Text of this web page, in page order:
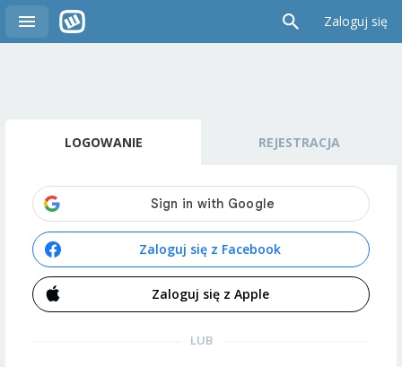
Zaloguj się
LOGOWANIE REJESTRACJA
Zaloguj się z Facebook
Zaloguj się z Apple
LUB